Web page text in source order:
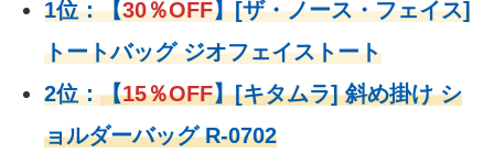
1位：【30％OFF】[ザ・ノース・フェイス]
トートバッグ ジオフェイストート
2位：【15％OFF】[キタムラ] 斜め掛け シ
ョルダーバッグ R-0702